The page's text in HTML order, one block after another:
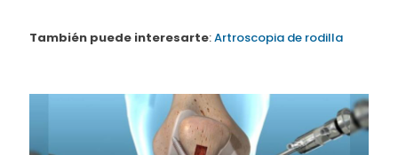
También puede interesarte:Artroscopia de rodilla